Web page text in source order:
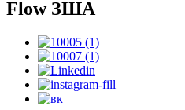
Flow ЗША